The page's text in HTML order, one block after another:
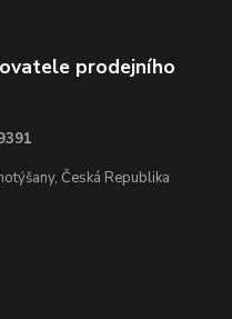
prodejního
Česká Republika